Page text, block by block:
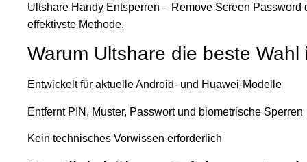
Ultshare Handy Entsperren – Remove Screen Password
effektivste Methode.
Warum Ultshare die beste Wahl
Entwickelt für aktuelle Android- und Huawei-Modelle
Entfernt PIN, Muster, Passwort und biometrische Sperren
Kein technisches Vorwissen erforderlich